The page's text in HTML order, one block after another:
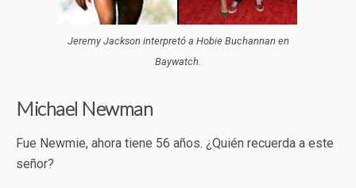
Jeremy Jackson interpretó a Hobie Buchannan en
Baywatch.
Michael Newman
Fue Newmie, ahora tiene 56 años. ¿Quién recuerda a este
señor?